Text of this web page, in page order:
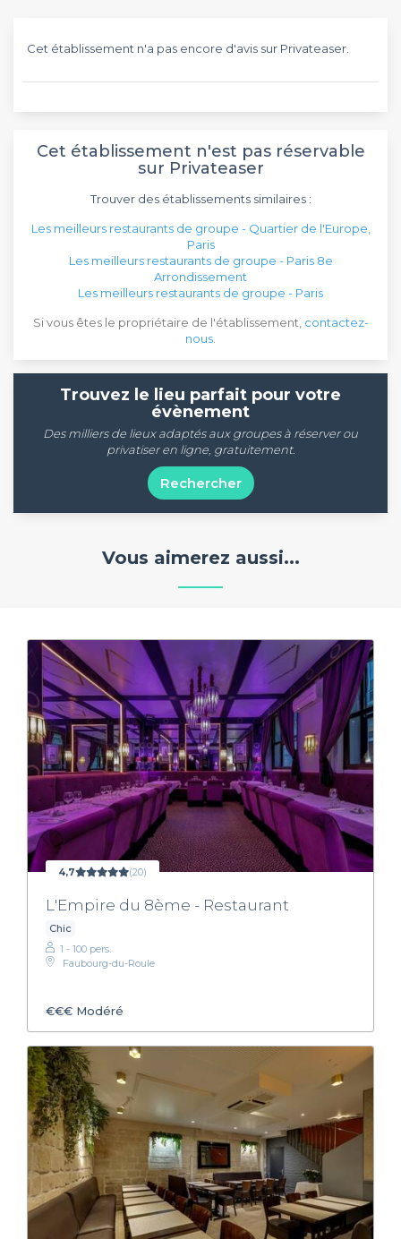
Cet établissement n'a pas encore d'avis sur Privateaser.
Cet établissement n'est pas réservable
sur Privateaser
Trouver des établissements similaires :
Les meilleurs restaurants de groupe - Quartier de l'Europe,
Paris
Les meilleurs restaurants de groupe - Paris 8e
Arrondissement
Les meilleurs restaurants de groupe - Paris
Si vous êtes le propriétaire de l'établissement, contactez-
nous
Trouvez le lieu parfait pour votre
évènement
Des milliers de lieux adaptés aux groupes à réserver ou
privatiser en ligne, gratuitement.
Rechercher
Vous aimerez aussi...
4,7 (20)
L'Empire du 8ème - Restaurant
Chic
1 - 100 pers.
Faubourg-du-Roule
€€€ Modéré